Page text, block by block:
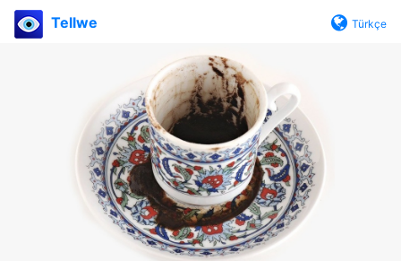
Tellwe Türkçe